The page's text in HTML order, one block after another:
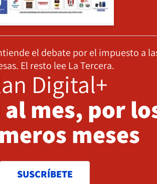
el debate por el impuesto a
El resto lee La Tercera.
Digital+
mes, por
meses
SUSCRÍBETE